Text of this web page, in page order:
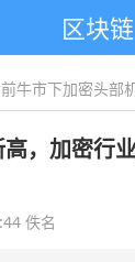
区块链
牛市下加密头部
，加密行
佚名